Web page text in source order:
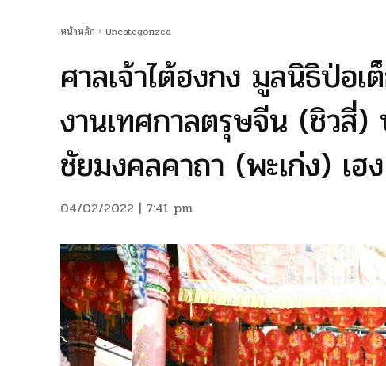
หน้าหลัก Uncategorized
ศาลเจ้าไต้ฮงกง มูลนิธิป่อ
งานเทศกาลตรุษจีน (ชิวสี่
ชัยมงคลคาถา (พะเก่ง) เฮ
04/02/2022 | 7:41 pm